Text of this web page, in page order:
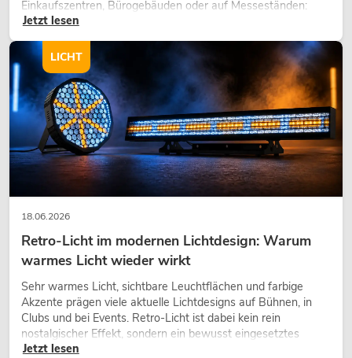
Einkaufszentren, Bürogebäuden oder auf Messeständen:
eine hochwertige Begrünung gehört heute längst zum
Jetzt lesen
18.06.2026
Retro-Licht im modernen Lichtdesign: Warum
warmes Licht wieder wirkt
Sehr warmes Licht, sichtbare Leuchtflächen und farbige
Akzente prägen viele aktuelle Lichtdesigns auf Bühnen, in
Clubs und bei Events. Retro-Licht ist dabei kein rein
nostalgischer Effekt, sondern ein bewusst eingesetztes
Gestaltungsmittel: Es schafft Atmosphäre, gibt Szenen
Jetzt lesen
LICHT